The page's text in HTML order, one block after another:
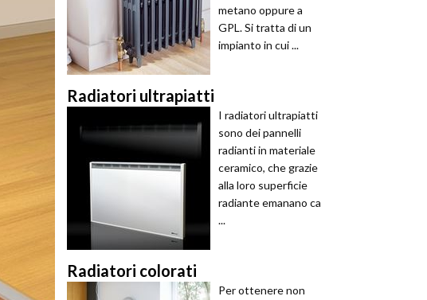
metano oppure a
GPL. Si tratta di un
impianto in cui ...
Radiatori ultrapiatti
I radiatori ultrapiatti
sono dei pannelli
radianti in materiale
ceramico, che grazie
alla loro superficie
radiante emanano ca
...
Radiatori colorati
Per ottenere non